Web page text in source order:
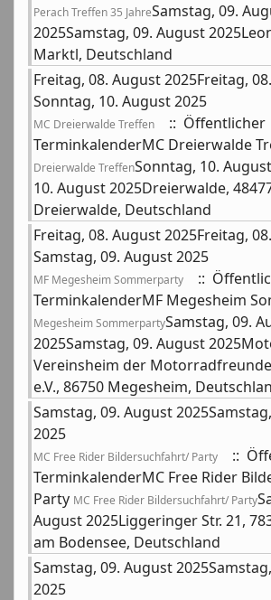
Perach Treffen 35 JahreSamstag, 09.
2025Samstag, 09. August
Marktl, Deutschland
Freitag, 08. August 2025Freitag,
Sonntag, 10. August 2025
MC Dreierwalde Treffen
:: Öffentlicher
TerminkalenderMC Dreierwalde
Dreierwalde TreffenSonntag, 10.
10. August 2025Dreierwalde,
Dreierwalde, Deutschland
Freitag, 08. August 2025Freitag,
Samstag, 09. August 2025
MF Megesheim Sommerparty
::
TerminkalenderMF Megesheim
Megesheim SommerpartySamstag, 09.
2025Samstag, 09. August
Vereinsheim der
e.V., 86750 Megesheim,
Samstag, 09. August
2025
MC Free Rider Bildersuchfahrt/ Party
::
TerminkalenderMC Free Rider
Party MC Free Rider Bildersuchfahrt/ Party
August 2025Liggeringer Str. 21,
am Bodensee, Deutschland
Samstag, 09. August
2025